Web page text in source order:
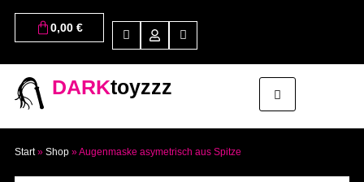
0,00 €
DARKtoyzzz
Start» Shop»Augenmaske asymetrisch aus Spitze